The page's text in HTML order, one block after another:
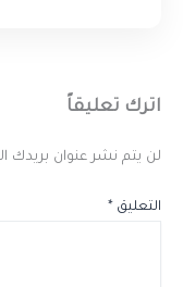
اترك تعليقاً
لن يتم نشر عنوان بريدك
التعليق *